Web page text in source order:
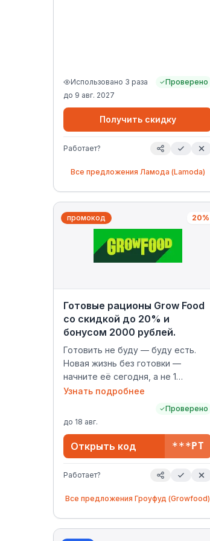
Использовано 3 раза
Проверено
до 9 авг. 2027
Получить скидку
Работает?
Все предложения Ламода (Lamoda)
промокод 20%
Готовые рационы Grow Food
со скидкой до 20% и
бонусом 2000 рублей.
Готовить не буду — буду есть.
Новая жизнь без готовки —
начните её сегодня, а не 1
сентября. Готовые рационы Grow
бонусом 2000 рублей. Промокод:
15.07 по 18.08 Акция только для
новых пользователей, при заказе
от 6 дней линеек питания от 1500
Узнать подробнее
Проверено
до 18 авг.
Открыть код ***РТ
Работает?
Все предложения Гроуфуд (Growfood)